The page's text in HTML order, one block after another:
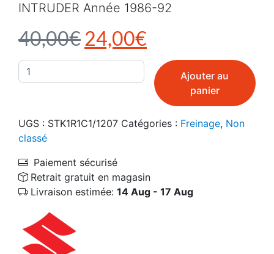
40,00€ Le prix initial était :
24,00€
INTRUDER Année 1986-92
quantité de 3012365 // 353210921 Durite de frein
Ajouter au
panier
UGS : STK1R1C1/1207 Catégories : Freinage, Non
classé
Paiement sécurisé
Retrait gratuit en magasin
Livraison estimée: 14 Aug - 17 Aug